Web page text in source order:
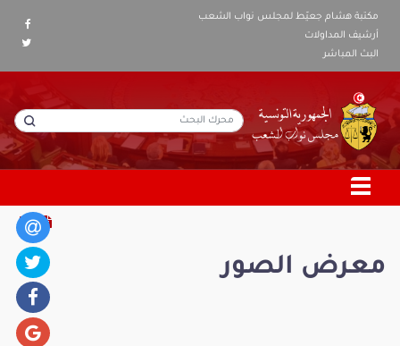
مكتبة هشام جعيّط لمجلس نواب الشعب
أرشيف المداولات
البث المباشر
معرض الصور